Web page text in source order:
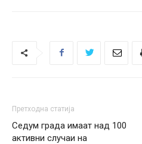
Претходна статија
Седум града имаат над 100
активни случаи на